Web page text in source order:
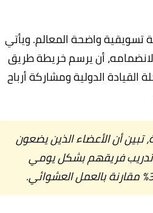
تسويقية واضحة المعالم. ويأتي
أن يرسم خريطة طريق
الدولية ومشاركة أرباح
أن الأعضاء الذين يضعون
أول 6 إلى 12 شهراً، ويمارسون تدريب فريقهم بشكل يومي